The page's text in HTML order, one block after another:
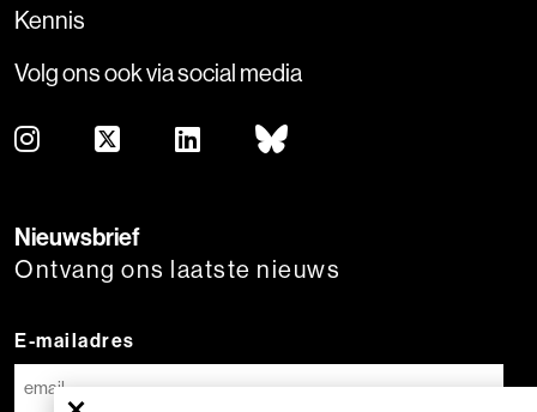
Kennis
Volg ons ook via social media
Nieuwsbrief
Ontvang ons laatste nieuws
E-mailadres